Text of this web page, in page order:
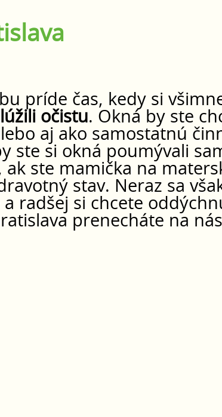
príde čas, kedy si
očistu. Okná by ste
aj ako samostatnú
ste si okná poumývali
ste mamička na
stav. Neraz sa
radšej si chcete
prenecháte na